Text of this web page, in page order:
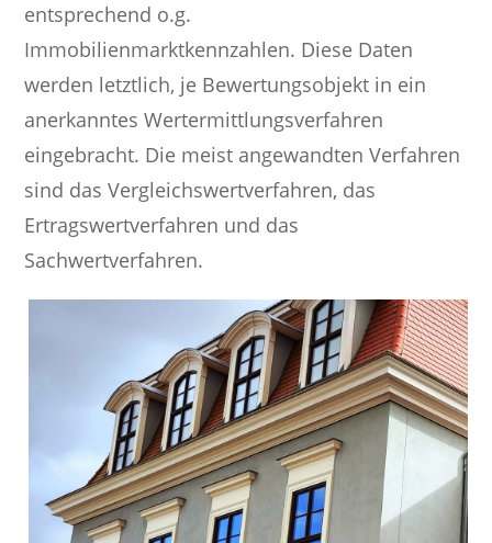
entsprechend o.g.
Immobilienmarktkennzahlen. Diese Daten
werden letztlich, je Bewertungsobjekt in ein
anerkanntes Wertermittlungsverfahren
eingebracht. Die meist angewandten Verfahren
sind das Vergleichswertverfahren, das
Ertragswertverfahren und das
Sachwertverfahren.